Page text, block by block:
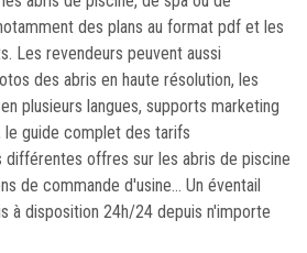
des plans au format pdf et les
Les revendeurs peuvent aussi
des abris en haute résolution, les
plusieurs langues, supports marketing
le guide complet des tarifs
différentes offres sur les abris de piscine
de commande d'usine... Un éventail
à disposition 24h/24 depuis n'importe